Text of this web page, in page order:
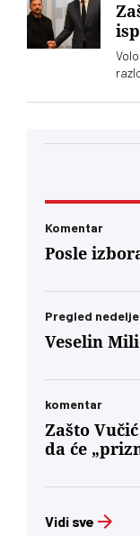
Komentar
Posle
Pregled nedelje
Veselin
komentar
Zašto
da će
Vidi sve